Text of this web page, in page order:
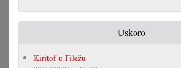
Uskoro
Kiritof u Filežu